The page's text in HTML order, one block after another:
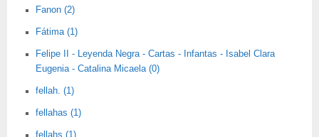
Fanon (2)
Fátima (1)
Felipe II - Leyenda Negra - Cartas - Infantas - Isabel Clara
Eugenia - Catalina Micaela (0)
fellah. (1)
fellahas (1)
fellahs (1)